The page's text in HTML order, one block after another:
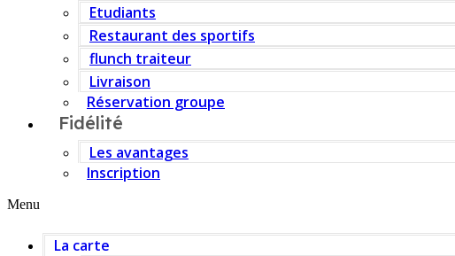
Etudiants
Restaurant des sportifs
flunch traiteur
Livraison
Réservation groupe
Fidélité
Les avantages
Inscription
Menu
La carte